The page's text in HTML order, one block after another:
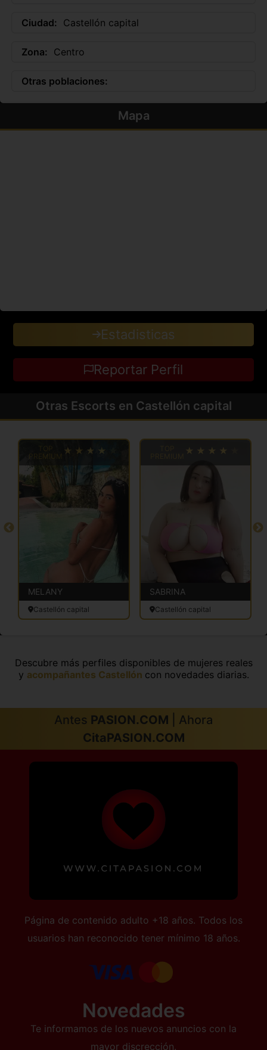
Ciudad: Castellón capital
Zona: Centro
Otras poblaciones:
Mapa
Estadisticas
Reportar Perfil
Otras Escorts en Castellón capital
MELANY
Castellón capital
TOP
PREMIUM
SABRINA
Castellón capital
Descubre más perfiles disponibles de mujeres reales
y acompañantes Castellón con novedades diarias.
Antes PASION.COM | Ahora
CitaPASION.COM
Página de contenido adulto +18 años. Todos los
usuarios han reconocido tener mínimo 18 años.
Novedades
Te informamos de los nuevos anuncios con la
mayor discrección.